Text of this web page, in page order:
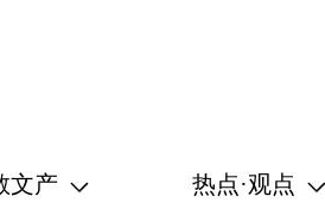
文产 热点·观点